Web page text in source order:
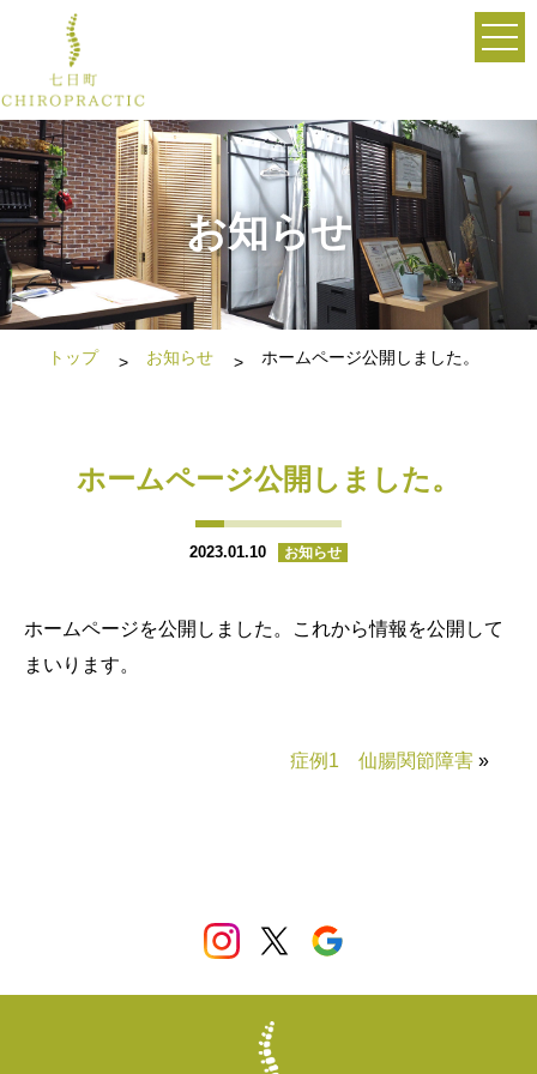
お知らせ
トップ お知らせ ホームページ公開しました。
ホームページ公開しました。
2023.01.10 お知らせ
ホームページを公開しました。これから情報を公開して
まいります。
症例1 仙腸関節障害 »